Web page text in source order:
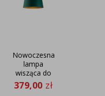
Nowoczesna
lampa
wisząca do
kuchni nad
stół SARI
379,00 zł